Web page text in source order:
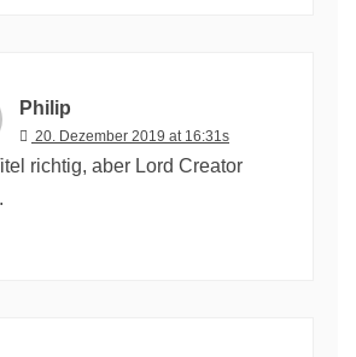
Philip
20. Dezember 2019 at 16:31s
richtig, aber Lord Creator